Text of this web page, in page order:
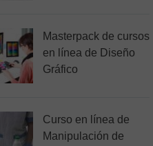
Masterpack de cursos
en línea de Diseño
Gráfico
Curso en línea de
Manipulación de